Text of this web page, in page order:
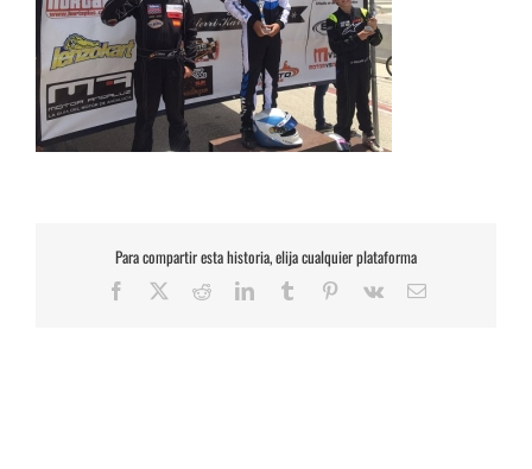
Para compartir esta historia, elija cualquier plataforma
Facebook RedditLinkedInTumblr Pinterest
Vk
Correo